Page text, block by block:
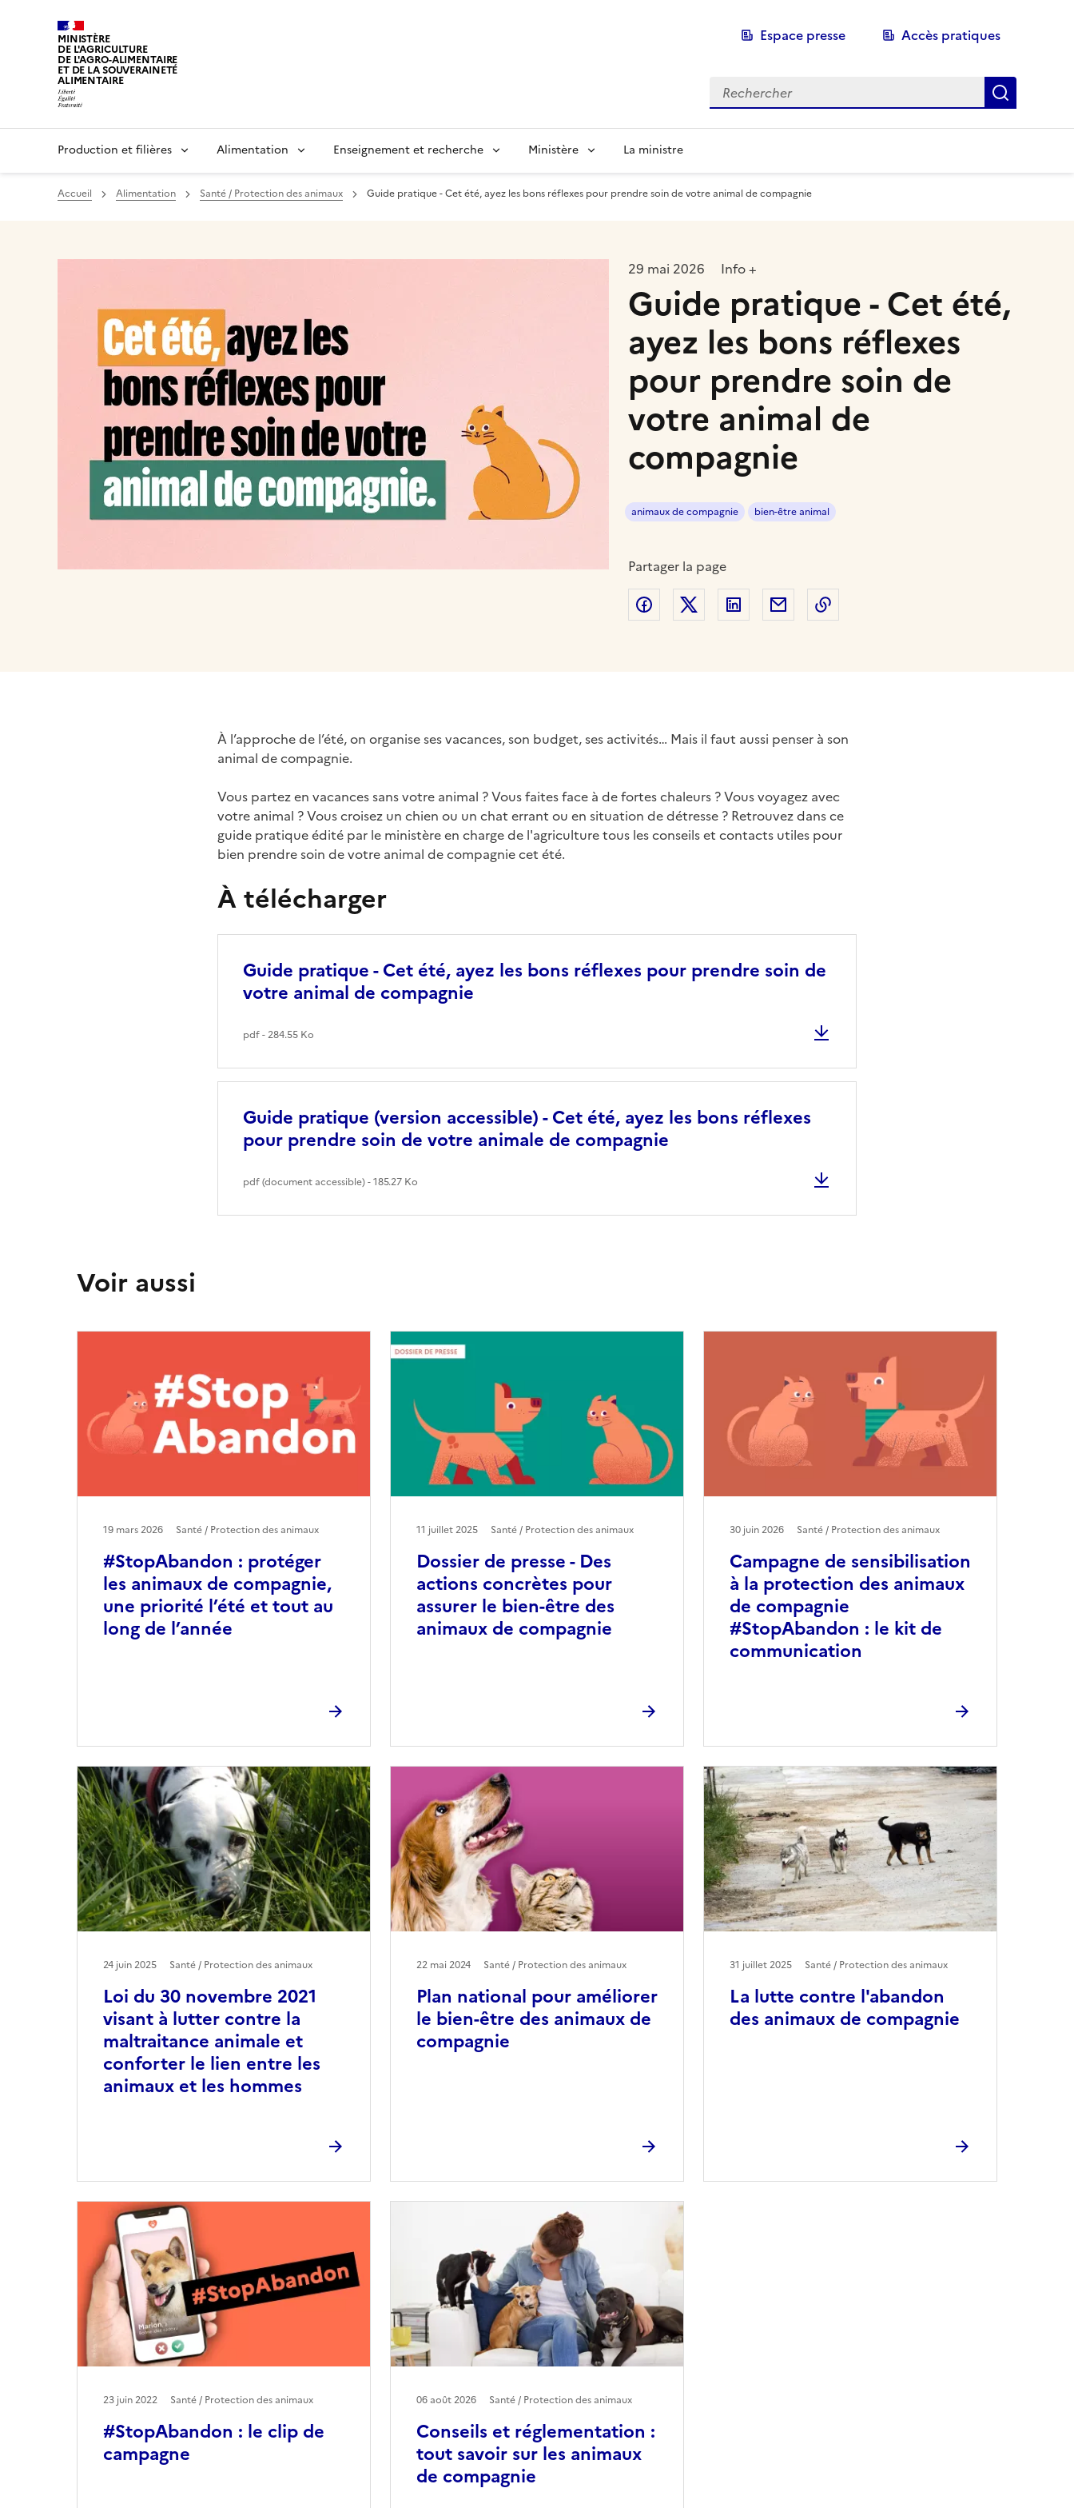
MINISTÈRE
DE L'AGRICULTURE
DE L'AGRO-ALIMENTAIRE
ET DE LA SOUVERAINETÉ
ALIMENTAIRE
Espace presse Accès pratiques
Recherche
Production et filières Alimentation Enseignement et recherche Ministère La ministre
Accueil Alimentation Santé / Protection des animaux Guide pratique - Cet été, ayez les bons réflexes pour prendre soin de votre animal de compagnie
29 mai 2026 Info +
Guide pratique - Cet été,
ayez les bons réflexes
pour prendre soin de
votre animal de
compagnie
animaux de compagnie bien-être animal
Partager la page
Partager sur Facebook
Partager sur Twitter
Partager sur LinkedIn
Partager par email
À l’approche de l’été, on organise ses vacances, son budget, ses activités… Mais il faut aussi penser à son
animal de compagnie.
Vous partez en vacances sans votre animal ? Vous faites face à de fortes chaleurs ? Vous voyagez avec
votre animal ? Vous croisez un chien ou un chat errant ou en situation de détresse ? Retrouvez dans ce
guide pratique édité par le ministère en charge de l'agriculture tous les conseils et contacts utiles pour
bien prendre soin de votre animal de compagnie cet été.
À télécharger
Guide pratique - Cet été, ayez les bons réflexes pour prendre soin de
votre animal de compagnie
pdf - 284.55 Ko
Guide pratique (version accessible) - Cet été, ayez les bons réflexes
pour prendre soin de votre animale de compagnie
pdf (document accessible) - 185.27 Ko
Voir aussi
#StopAbandon : protéger
les animaux de compagnie,
une priorité l’été et tout au
long de l’année
19 mars 2026 Santé / Protection des animaux
Dossier de presse - Des
actions concrètes pour
assurer le bien-être des
animaux de compagnie
11 juillet 2025 Santé / Protection des animaux
Campagne de sensibilisation
à la protection des animaux
de compagnie
#StopAbandon : le kit de
communication
30 juin 2026 Santé / Protection des animaux
Loi du 30 novembre 2021
visant à lutter contre la
maltraitance animale et
conforter le lien entre les
animaux et les hommes
24 juin 2025 Santé / Protection des animaux
Plan national pour améliorer
le bien-être des animaux de
compagnie
22 mai 2024 Santé / Protection des animaux
La lutte contre l'abandon
des animaux de compagnie
31 juillet 2025 Santé / Protection des animaux
#StopAbandon : le clip de
campagne
23 juin 2022 Santé / Protection des animaux
Conseils et réglementation :
tout savoir sur les animaux
de compagnie
06 août 2026 Santé / Protection des animaux